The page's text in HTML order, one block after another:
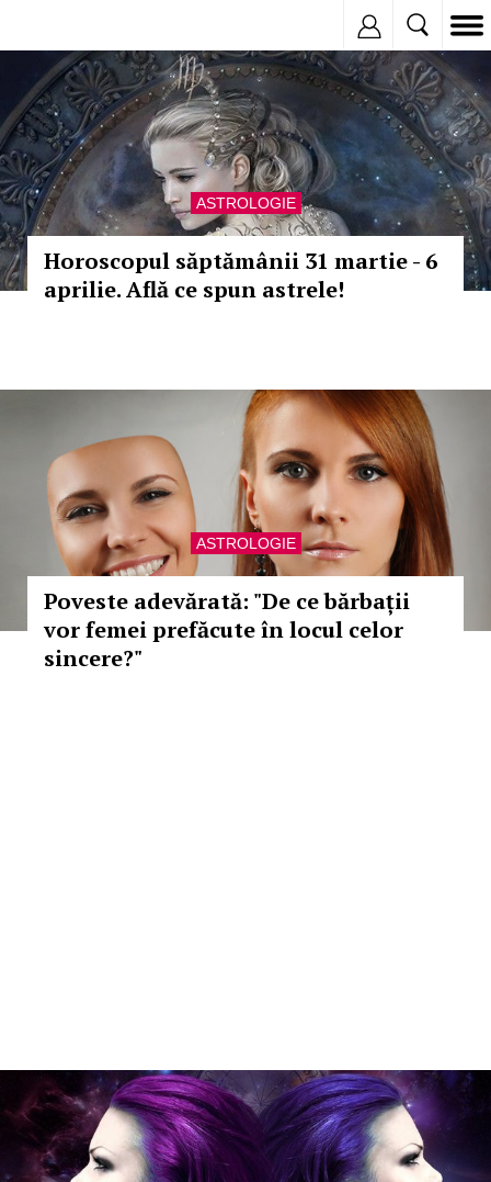
ASTROLOGIE
Horoscopul săptămânii 31 martie - 6
aprilie. Află ce spun astrele!
ASTROLOGIE
Poveste adevărată: "De ce bărbații
vor femei prefăcute în locul celor
sincere?"